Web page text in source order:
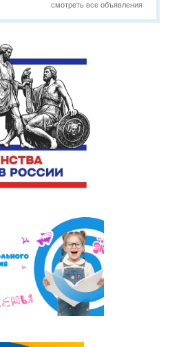
смотреть все объявления